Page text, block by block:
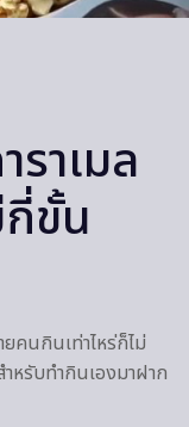
าเมล
ขั้น
คนกินเท่าไหร่ก็ไม่
หรับทำกินเองมาฝาก